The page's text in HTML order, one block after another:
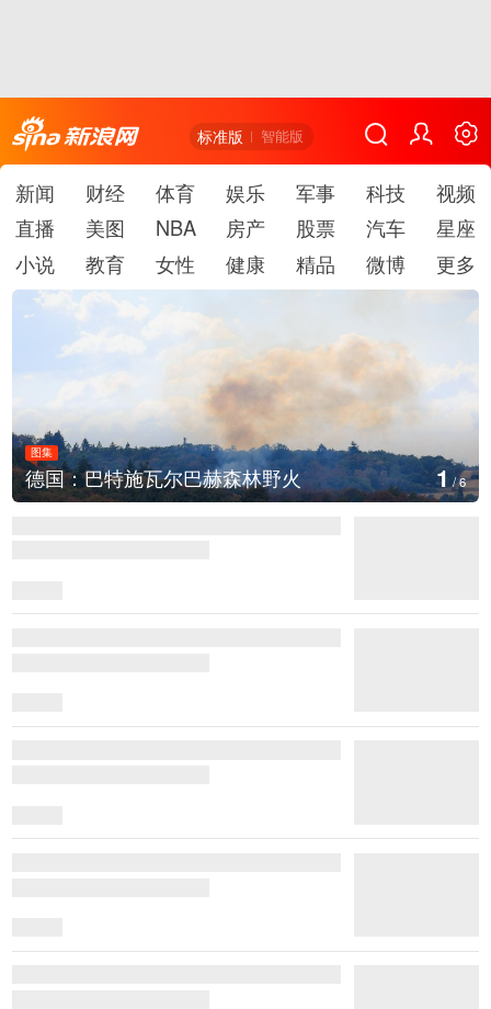
标准版 智能版
新闻 财经 体育 娱乐 军事 科技
视频
直播
美图 NBA 房产 股票 汽车
星座
小说
教育 女性 健康 精品 微博 更多
图集
乌克兰首都基辅等地传出强烈爆炸声 2/6